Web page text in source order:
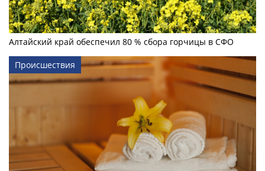
Алтайский край обеспечил 80 % сбора горчицы в СФО
Происшествия